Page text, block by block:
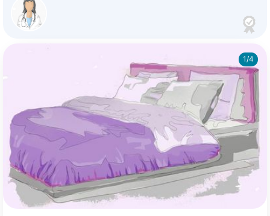
1/4